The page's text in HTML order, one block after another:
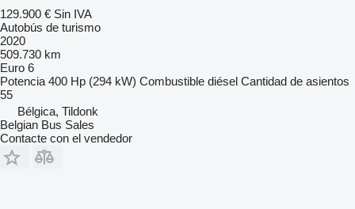
129.900 € Sin IVA
Autobús de turismo
2020
509.730 km
Euro 6
Potencia 400 Hp (294 kW) Combustible diésel Cantidad de asientos
55
Bélgica, Tildonk
Belgian Bus Sales
Contacte con el vendedor